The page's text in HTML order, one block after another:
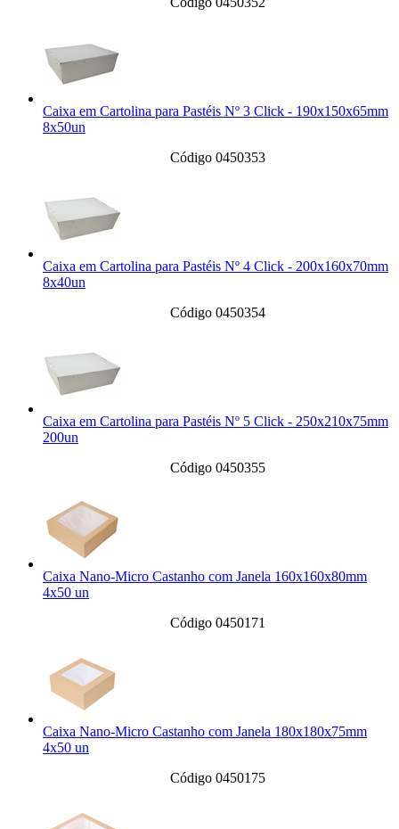
Caixa em Cartolina para Pastéis Nº 3 Click - 190x150x65mm
8x50un
Código 0450353
Caixa em Cartolina para Pastéis Nº 4 Click - 200x160x70mm
8x40un
Código 0450354
Caixa em Cartolina para Pastéis Nº 5 Click - 250x210x75mm
200un
Código 0450355
Caixa Nano-Micro Castanho com Janela 160x160x80mm
4x50 un
Código 0450171
Caixa Nano-Micro Castanho com Janela 180x180x75mm
4x50 un
Código 0450175